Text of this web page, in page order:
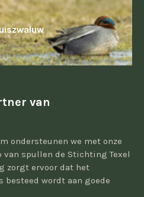
van
ondersteunen we met onze
spullen de Stichting Texel
zorgt ervoor dat het
wordt aan goede